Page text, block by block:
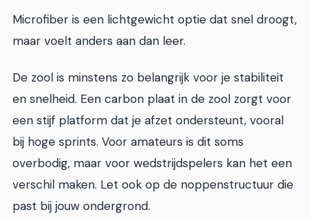
Microfiber is een lichtgewicht optie dat snel droogt,
maar voelt anders aan dan leer.
De zool is minstens zo belangrijk voor je stabiliteit
en snelheid. Een carbon plaat in de zool zorgt voor
een stijf platform dat je afzet ondersteunt, vooral
bij hoge sprints. Voor amateurs is dit soms
overbodig, maar voor wedstrijdspelers kan het een
verschil maken. Let ook op de noppenstructuur die
past bij jouw ondergrond.